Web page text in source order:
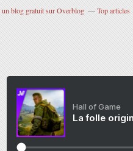
un blog gratuit sur Overblog Top articles
Hall of Game
La folle